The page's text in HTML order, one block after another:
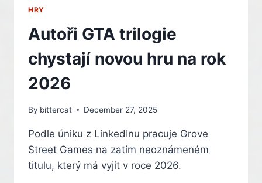
HRY
Autoři GTA trilogie
chystají novou hru na rok
2026
By bittercat December 27, 2025
Podle úniku z LinkedInu pracuje Grove
Street Games na zatím neoznámeném
titulu, který má vyjít v roce 2026.